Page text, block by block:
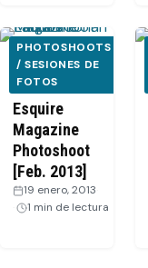
PHOTOSHOOTS
/ SESIONES DE
FOTOS
Lauren
Cohan
Esquire
Magazine
Photoshoot
[Feb. 2013]
19 enero, 2013
1 min de lectura